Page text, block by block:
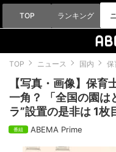
TOP ランキング
TOP ニュース 国内 保
【写真・画像】保
一角？ 「全国の園は
ラ”設置の是非は 1枚
ABEMA Prime